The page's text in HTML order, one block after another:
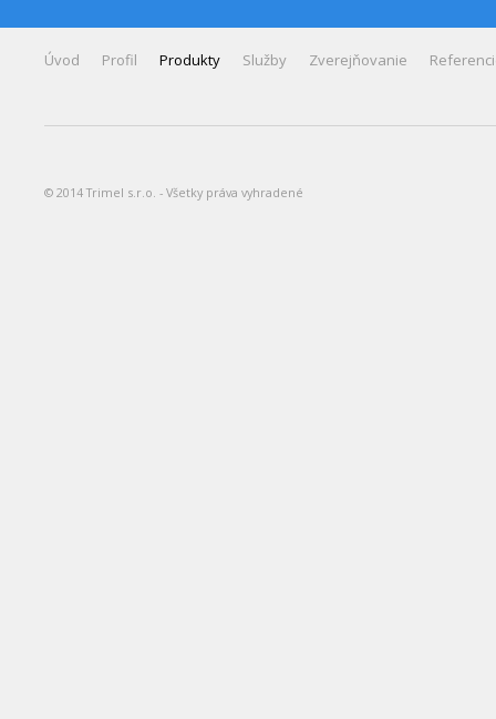
Úvod Profil Produkty Služby Zverejňovanie
© 2014 Trimel s.r.o. - Všetky práva vyhradené